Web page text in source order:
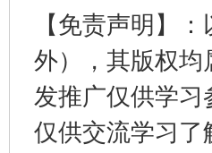
【免责声明】
外），其版权均
发推广仅供学
仅供交流学习了
东山县通报“牛蛙产品抗生素